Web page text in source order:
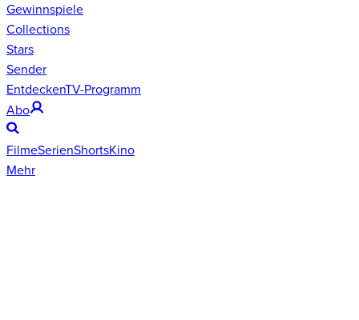
Gewinnspiele
Collections
Stars
Sender
EntdeckenTV-Programm
Abo
FilmeSerienShortsKino
Mehr